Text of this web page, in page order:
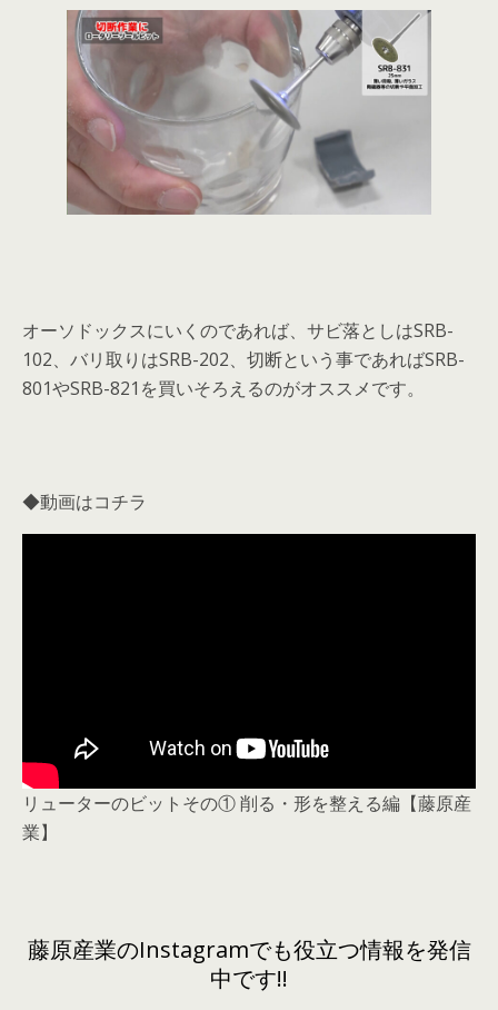
オーソドックスにいくのであれば、サビ落としはSRB-
102、バリ取りはSRB-202、切断という事であればSRB-
801やSRB-821を買いそろえるのがオススメです。
◆動画はコチラ
リューターのビットその① 削る・形を整える編【藤原産
業】
藤原産業のInstagramでも役立つ情報を発信
中です!!